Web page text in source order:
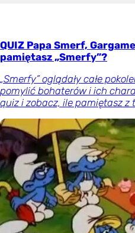
QUIZ Papa Smerf,
pamiętasz „Smerfy”?
„Smerfy” oglądały całe
pomylić bohaterów i ich
quiz i zobacz, ile pamiętasz z